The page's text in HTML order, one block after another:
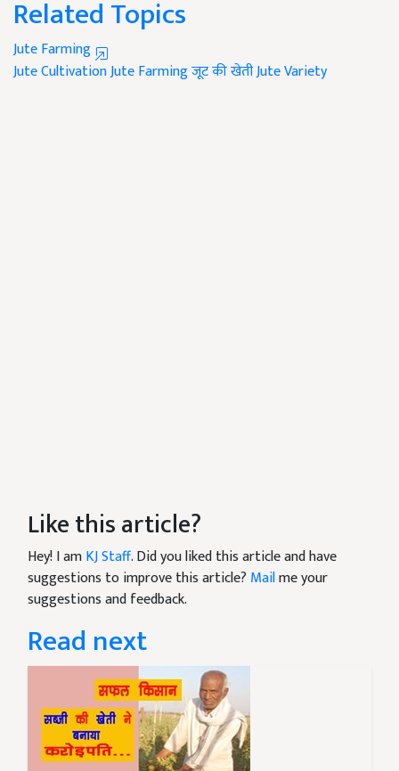
Related Topics
Jute Farming
Jute CultivationJute Farmingजूट की खेतीJute Variety
Like this article?
Hey! I amKJ Staff. Did you liked this article and have
suggestions to improve this article? Mailme your
suggestions and feedback.
Read next